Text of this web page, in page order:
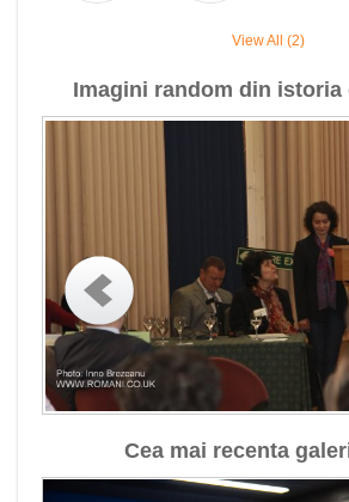
View All (2)
Imagini random din
Cea mai recenta